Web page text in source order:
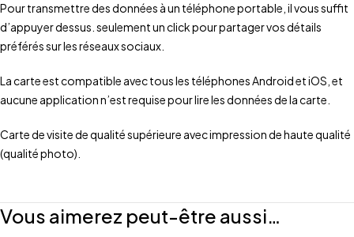
Pour transmettre des données à un téléphone portable, il vous suffit
d’appuyer dessus. seulement un click pour partager vos détails
préférés sur les réseaux sociaux.
La carte est compatible avec tous les téléphones Android et iOS, et
aucune application n’est requise pour lire les données de la carte.
Carte de visite de qualité supérieure avec impression de haute qualité
(qualité photo).
Vous aimerez peut-être aussi…